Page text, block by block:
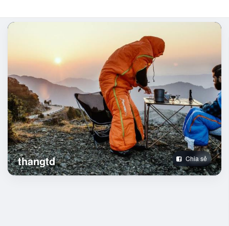
thangtd Chia sẻ